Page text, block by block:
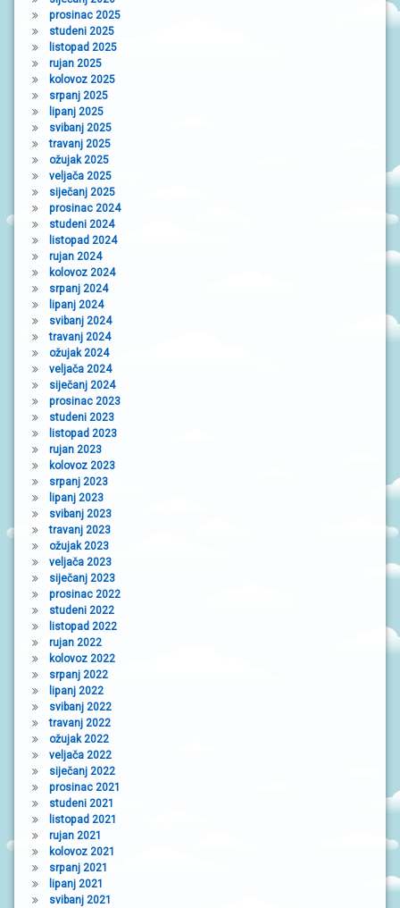
prosinac 2025
studeni 2025
listopad 2025
rujan 2025
kolovoz 2025
srpanj 2025
lipanj 2025
svibanj 2025
travanj 2025
ožujak 2025
veljača 2025
siječanj 2025
prosinac 2024
studeni 2024
listopad 2024
rujan 2024
kolovoz 2024
srpanj 2024
lipanj 2024
svibanj 2024
travanj 2024
ožujak 2024
veljača 2024
siječanj 2024
prosinac 2023
studeni 2023
listopad 2023
rujan 2023
kolovoz 2023
srpanj 2023
lipanj 2023
svibanj 2023
travanj 2023
ožujak 2023
veljača 2023
siječanj 2023
prosinac 2022
studeni 2022
listopad 2022
rujan 2022
kolovoz 2022
srpanj 2022
lipanj 2022
svibanj 2022
travanj 2022
ožujak 2022
veljača 2022
siječanj 2022
prosinac 2021
studeni 2021
listopad 2021
rujan 2021
kolovoz 2021
srpanj 2021
lipanj 2021
svibanj 2021